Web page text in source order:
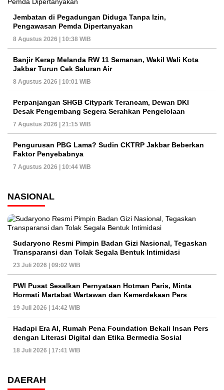
Jembatan di Pegadungan Diduga Tanpa Izin,
Pengawasan Pemda Dipertanyakan
8 Agustus 2026 | 10:38 WIB
Banjir Kerap Melanda RW 11 Semanan, Wakil Wali Kota
Jakbar Turun Cek Saluran Air
8 Agustus 2026 | 10:01 WIB
Perpanjangan SHGB Citypark Terancam, Dewan DKI
Desak Pengembang Segera Serahkan Pengelolaan
7 Agustus 2026 | 21:15 WIB
Pengurusan PBG Lama? Sudin CKTRP Jakbar Beberkan
Faktor Penyebabnya
7 Agustus 2026 | 10:44 WIB
NASIONAL
Sudaryono Resmi Pimpin Badan Gizi Nasional, Tegaskan
Transparansi dan Tolak Segala Bentuk Intimidasi
23 Juli 2026 | 09:02 WIB
PWI Pusat Sesalkan Pernyataan Hotman Paris, Minta
Hormati Martabat Wartawan dan Kemerdekaan Pers
19 Juli 2026 | 14:42 WIB
Hadapi Era AI, Rumah Pena Foundation Bekali Insan Pers
dengan Literasi Digital dan Etika Bermedia Sosial
18 Juli 2026 | 17:41 WIB
DAERAH